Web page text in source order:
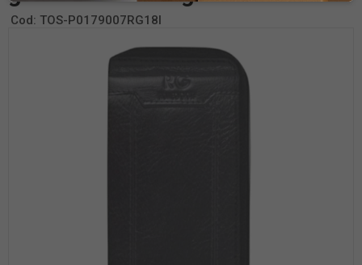
Cod: TOS-P0179007RG18I